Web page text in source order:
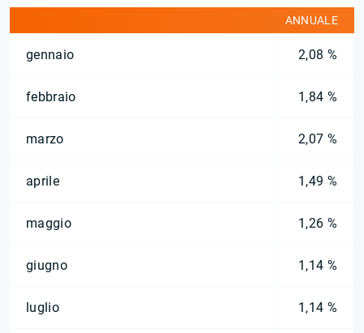
ANNUALE
gennaio 2,08 %
febbraio 1,84 %
marzo 2,07 %
aprile 1,49 %
maggio 1,26 %
giugno 1,14 %
luglio 1,14 %